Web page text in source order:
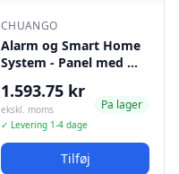
CHUANGO
Alarm og Smart Home
System - Panel med …
1.593.75 kr
ekskl. moms
✓ Levering 1-4 dage
Pa lager
Tilføj